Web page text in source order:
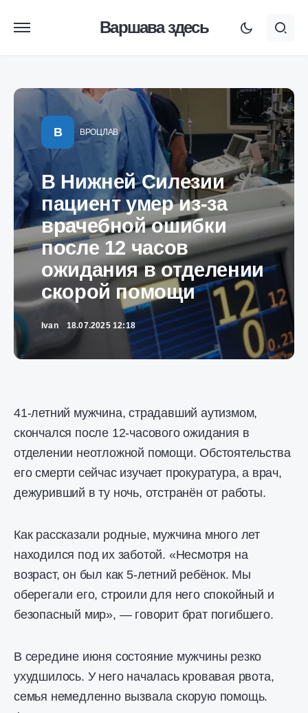
Варшава здесь
В ВРОЦЛАВ
В Нижней Силезии
пациент умер из-за
врачебной ошибки
после 12 часов
ожидания в отделении
скорой помощи
Ivan 18.07.2025 12:18
41-летний мужчина, страдавший аутизмом,
скончался после 12-часового ожидания в
отделении неотложной помощи. Обстоятельства
его смерти сейчас изучает прокуратура, а врач,
дежуривший в ту ночь, отстранён от работы.
Как рассказали родные, мужчина много лет
находился под их заботой. «Несмотря на
возраст, он был как 5-летний ребёнок. Мы
оберегали его, строили для него спокойный и
безопасный мир», — говорит брат погибшего.
В середине июня состояние мужчины резко
ухудшилось. У него началась кровавая рвота,
семья немедленно вызвала скорую помощь.